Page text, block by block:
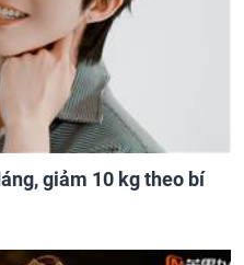
giảm 10 kg theo bí